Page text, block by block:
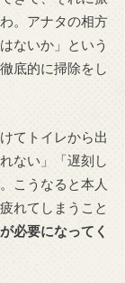
。アナタの相方
ないか」という
底的に掃除をし
てトイレから出
ない」「遅刻し
こうなると本人
れてしまうこと
必要になってく